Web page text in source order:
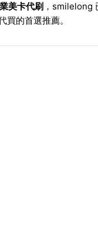
美卡代刷，smilelong
的首選推薦。